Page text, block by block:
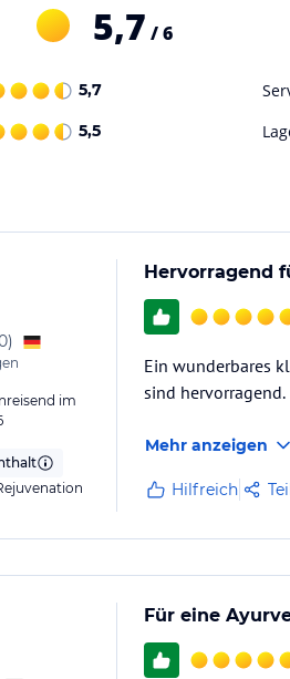
5,7 / 6
5,7
5,5
)
im
Hervorragend
Ein wunderbares
sind hervorragend.
Mehr anzeigen
Hilfreich
Für eine